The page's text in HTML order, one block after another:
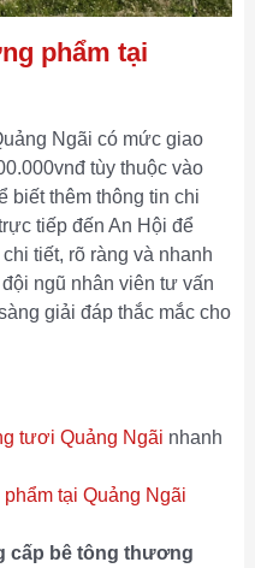
phẩm tại
Ngãi có mức giao
tùy thuộc vào
biết thêm thông tin chi
tiếp đến An Hội để
tiết, rõ ràng và nhanh
ngũ nhân viên tư vấn
giải đáp thắc mắc cho
tươi Quảng Ngãi nhanh
tại Quảng Ngãi
cấp bê tông thương